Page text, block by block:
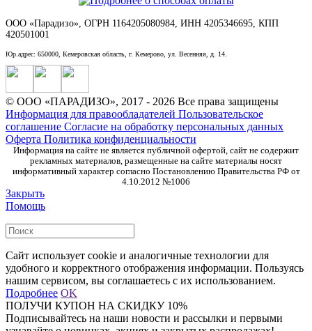
ООО «Парадизо», ОГРН 1164205080984, ИНН 4205346695, КПП
420501001
Юр.адрес: 650000, Кемеровская область, г. Кемерово, ул. Весенняя, д. 14.
© ООО «ПАРАДИЗО», 2017 - 2026 Все права защищены
Информация для правообладателей Пользовательское
соглашение Согласие на обработку персональных данных
Оферта Политика конфиденциальности
Информация на сайте не является публичной офертой, сайт не содержит
рекламных материалов, размещенные на сайте материалы носят
информативный характер согласно Постановлению Правительства РФ от
4.10.2012 №1006
Закрыть
Помощь
Сайт использует cookie и аналогичные технологии для
удобного и корректного отображения информации. Пользуясь
нашим сервисом, вы соглашаетесь с их использованием.
Подробнее OK
ПОЛУЧИ КУПОН НА СКИДКУ 10%
Подписывайтесь на наши новости и рассылки и первыми